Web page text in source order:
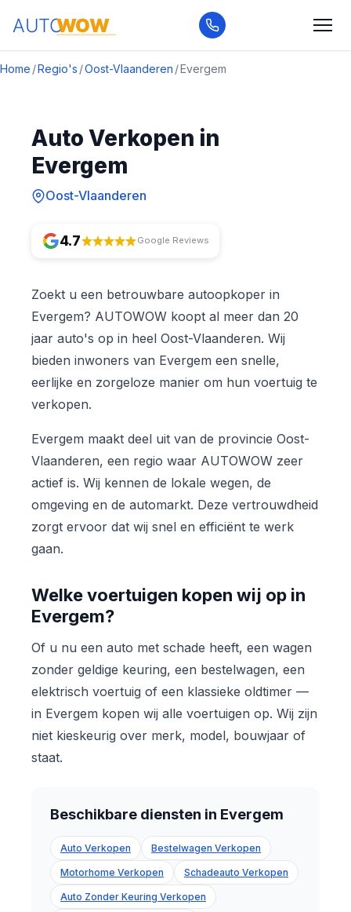
Home /Regio's /Oost-Vlaanderen /Evergem
Auto Verkopen in
Evergem
Oost-Vlaanderen
4.7 Google Reviews
Zoekt u een betrouwbare autoopkoper in
Evergem? AUTOWOW koopt al meer dan 20
jaar auto's op in heel Oost-Vlaanderen. Wij
bieden inwoners van Evergem een snelle,
eerlijke en zorgeloze manier om hun voertuig te
verkopen.
Evergem maakt deel uit van de provincie Oost-
Vlaanderen, een regio waar AUTOWOW zeer
actief is. Wij kennen de lokale wegen, de
omgeving en de automarkt. Deze vertrouwdheid
zorgt ervoor dat wij snel en efficiënt te werk
gaan.
Welke voertuigen kopen wij op in
Evergem?
Of u nu een auto met schade heeft, een wagen
zonder geldige keuring, een bestelwagen, een
elektrisch voertuig of een klassieke oldtimer —
in Evergem kopen wij alle voertuigen op. Wij zijn
niet kieskeurig over merk, model, bouwjaar of
staat.
Beschikbare diensten in Evergem
Auto Verkopen Bestelwagen Verkopen
Motorhome Verkopen Schadeauto Verkopen
Auto Zonder Keuring Verkopen